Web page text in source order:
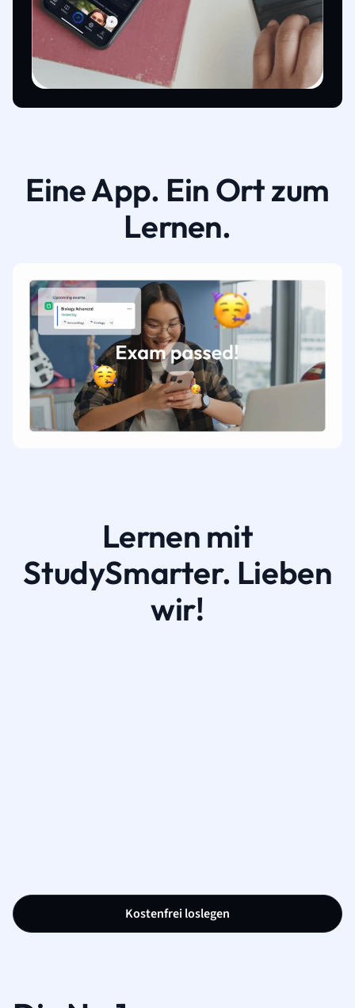
Eine App. Ein Ort zum
Lernen.
Lernen mit
StudySmarter. Lieben
wir!
Kostenfrei loslegen